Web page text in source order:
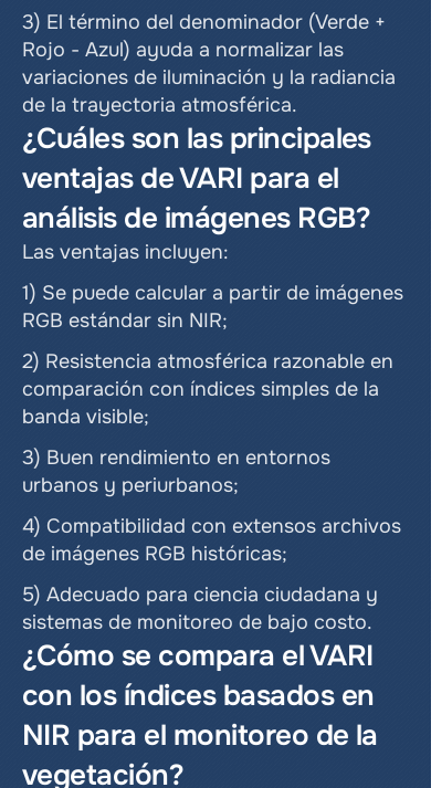
3) El término del denominador (Verde +
Rojo - Azul) ayuda a normalizar las
variaciones de iluminación y la radiancia
de la trayectoria atmosférica.
¿Cuáles son las principales
ventajas de VARI para el
análisis de imágenes RGB?
Las ventajas incluyen:
1) Se puede calcular a partir de imágenes
RGB estándar sin NIR;
2) Resistencia atmosférica razonable en
comparación con índices simples de la
banda visible;
3) Buen rendimiento en entornos
urbanos y periurbanos;
4) Compatibilidad con extensos archivos
de imágenes RGB históricas;
5) Adecuado para ciencia ciudadana y
sistemas de monitoreo de bajo costo.
¿Cómo se compara el VARI
con los índices basados en
NIR para el monitoreo de la
vegetación?